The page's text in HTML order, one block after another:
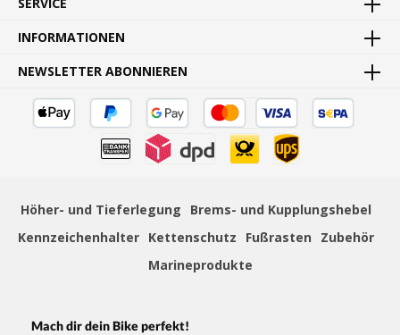
SCHNELLE LIEFERUNG
Schnelle und bequeme Lieferung von Tür zu Tür
ZAHLUNGSSICHERHEIT
Mehrere sichere Zahlungsmethoden
INFORMATIONEN
NEWSLETTER ABONNIEREN
Höher- und Tieferlegung
Brems- und Kupplungshebel
Kennzeichenhalter
Kettenschutz Fußrasten
Zubehör
Marineprodukte
Mach dir dein Bike perfekt!